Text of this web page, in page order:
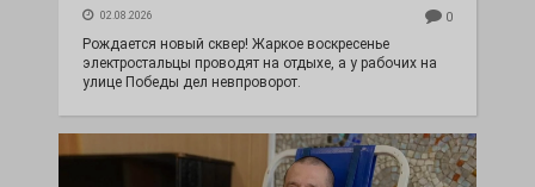
02.08.2026 0
Рождается новый сквер! Жаркое воскресенье
электростальцы проводят на отдыхе, а у рабочих на
улице Победы дел невпроворот.